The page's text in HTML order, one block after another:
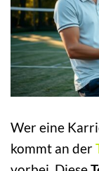
Wer eine
kommt an der